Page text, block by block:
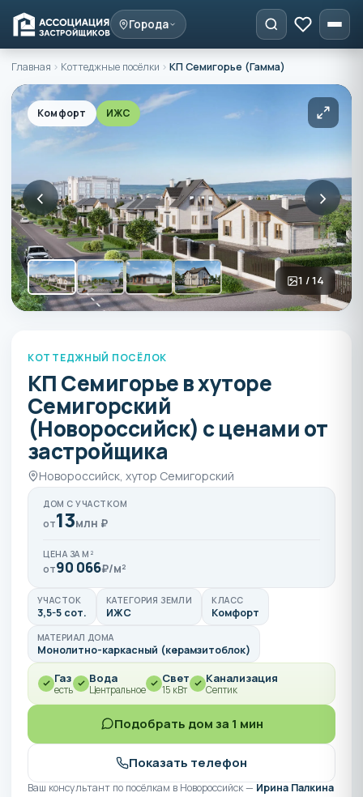
Города
Главная › Коттеджные посёлки › КП Семигорье (Гамма)
Комфорт ИЖС
‹ ›
1 / 14
КОТТЕДЖНЫЙ ПОСЁЛОК
КП Семигорье в хуторе
Семигорский
(Новороссийск) с ценами от
застройщика
Новороссийск, хутор Семигорский
ДОМ С УЧАСТКОМ
от13млн ₽
ЦЕНА ЗА М²
от90 066₽/м²
УЧАСТОК
3,5-5 сот.
КАТЕГОРИЯ ЗЕМЛИ
ИЖС
КЛАСС
Комфорт
МАТЕРИАЛ ДОМА
Монолитно-каркасный (керамзитоблок)
Газ
есть
Вода
Центральное
Свет
15 кВт
Канализация
Септик
Подобрать дом за 1 мин
Показать телефон
Ваш консультант по посёлкам в Новороссийск — Ирина Палкина